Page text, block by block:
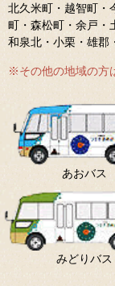
北久米町・越智町・
町・森松町・余戸・
和泉北・小栗・雄郡
※その他の地域の方
あおバス
みどりバス